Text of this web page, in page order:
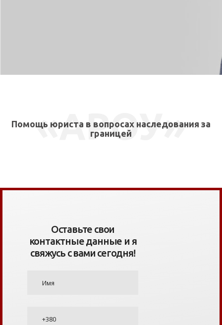
Помощь юриста в вопросах наследования за
границей
«АРОУ»
Оставьте свои
контактные данные и я
свяжусь с вами сегодня!